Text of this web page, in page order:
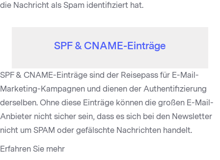
die Nachricht als Spam identifiziert hat.
SPF & CNAME-Einträge
SPF & CNAME-Einträge sind der Reisepass für E-Mail-
Marketing-Kampagnen und dienen der Authentifizierung
derselben. Ohne diese Einträge können die großen E-Mail-
Anbieter nicht sicher sein, dass es sich bei den Newsletter
nicht um SPAM oder gefälschte Nachrichten handelt.
Erfahren Sie mehr